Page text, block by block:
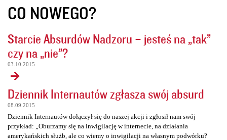
CO NOWEGO?
Starcie Absurdów Nadzoru – jesteś na „tak”
czy na „nie”?
03.10.2015
Dziennik Internautów zgłasza swój absurd
08.09.2015
Dziennik Internautów dołączył się do naszej akcji i zgłosił nam swój
przykład: „Oburzamy się na inwigilację w internecie, na działania
amerykańskich służb, ale co wiemy o inwigilacji na własnym podwórku?